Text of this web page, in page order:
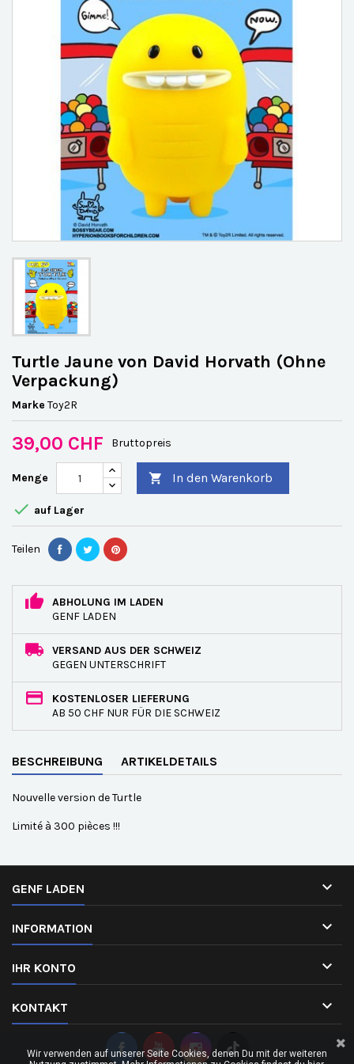
Turtle Jaune von David Horvath (Ohne
Verpackung)
Marke Toy2R
39,00 CHF Bruttopreis
Menge  In den Warenkorb
 auf Lager
Teilen
ABHOLUNG IM LADEN
GENF LADEN
VERSAND AUS DER SCHWEIZ
GEGEN UNTERSCHRIFT
KOSTENLOSER LIEFERUNG
AB 50 CHF NUR FÜR DIE SCHWEIZ
BESCHREIBUNG ARTIKELDETAILS
Nouvelle version de Turtle
Limité à 300 pièces !!!
GENF LADEN 
INFORMATION 
IHR KONTO 
KONTAKT 
Wir verwenden auf unserer Seite Cookies, denen Du mit der weiteren